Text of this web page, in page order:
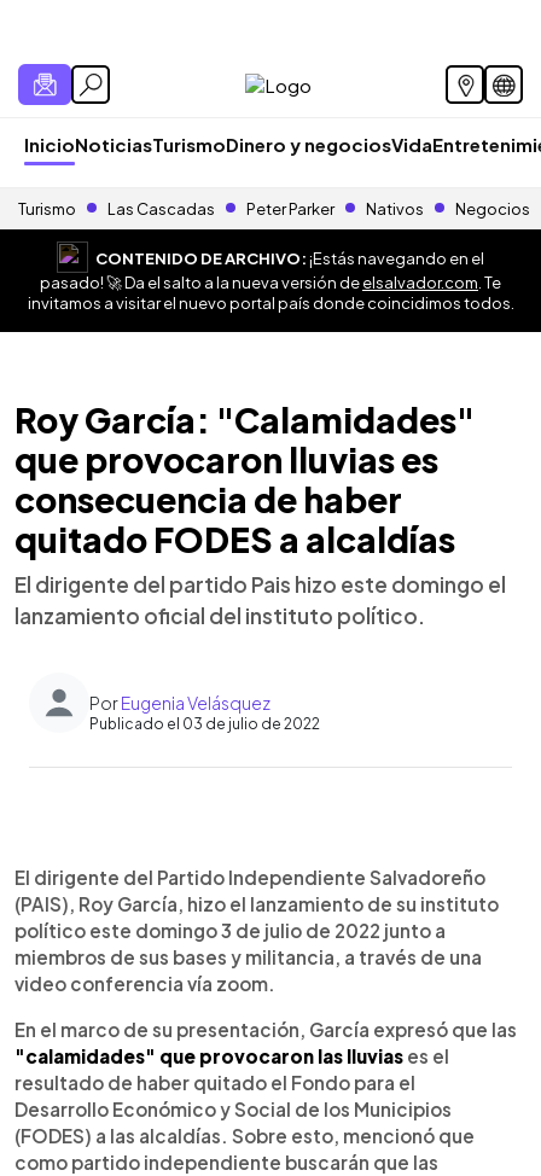
InicioNoticiasTurismoDinero y negociosVida
Turismo Las Cascadas Peter Parker Nativos Negocios
CONTENIDO DE ARCHIVO:¡Estás navegando en el
pasado! 🚀 Da el salto a la nueva versión deelsalvador.com . Te
invitamos a visitar el nuevo portal país donde coincidimos todos.
Roy García: "Calamidades"
que provocaron lluvias es
consecuencia de haber
quitado FODES a alcaldías
El dirigente del partido Pais hizo este domingo el
lanzamiento oficial del instituto político.
PorEugenia Velásquez
Publicado el 03 de julio de 2022
Escuchar artículo
El dirigente del Partido Independiente Salvadoreño
(PAIS), Roy García, hizo el lanzamiento de su instituto
político este domingo 3 de julio de 2022 junto a
miembros de sus bases y militancia, a través de una
video conferencia vía zoom.
En el marco de su presentación, García expresó que las
"calamidades" que provocaron las lluvias es el
resultado de haber quitado el Fondo para el
Desarrollo Económico y Social de los Municipios
(FODES) a las alcaldías. Sobre esto, mencionó que
como partido independiente buscarán que las